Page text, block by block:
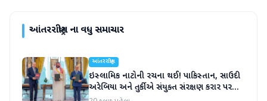
આંતરરાષ્ટ્રીયના વધુ સમાચાર
આંતરરાષ્ટ્રીય
ઇસ્લામિક નાટોની રચના થઈ! પાકિસ્તાન, સાઉદી
અરેબિયા અને તુર્કીએ સંયુક્ત સંરક્ષણ કરાર પર